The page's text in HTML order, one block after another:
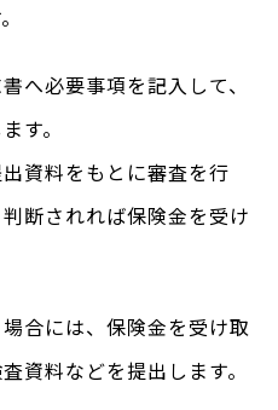
へ必要事項を記入して、
す。
資料をもとに審査を行
断されれば保険金を受け
合には、保険金を受け取
資料などを提出します。